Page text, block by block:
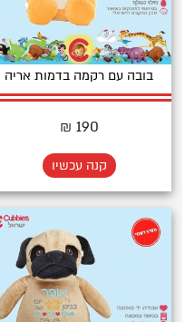
בובה עם רקמה בדמות אריה
190 ₪
קנה עכשיו